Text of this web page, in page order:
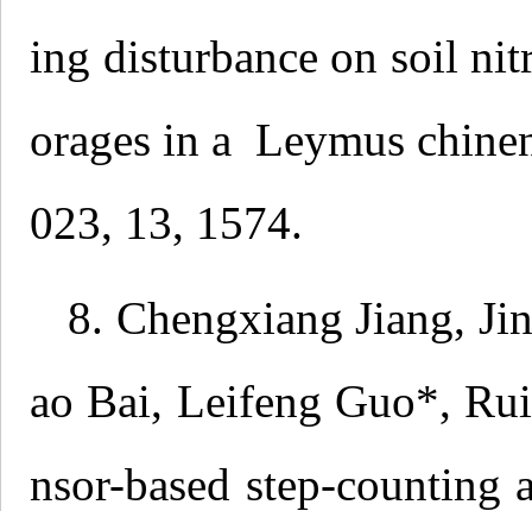
ing disturbance on soil
orages in a Leymus
023, 13, 1574.
8. Chengxiang Jiang,
ao Bai, Leifeng Guo*,
nsor-based step-counting